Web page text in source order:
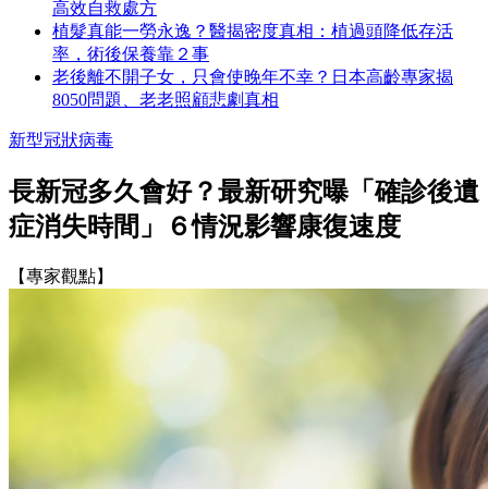
高效自救處方
植髮真能一勞永逸？醫揭密度真相：植過頭降低存活
率，術後保養靠２事
老後離不開子女，只會使晚年不幸？日本高齡專家揭
8050問題、老老照顧悲劇真相
新型冠狀病毒
長新冠多久會好？最新研究曝「確診後遺
症消失時間」６情況影響康復速度
【專家觀點】